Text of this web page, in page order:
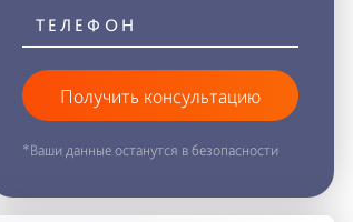
Получить консультацию
*Ваши данные останутся в безопасности